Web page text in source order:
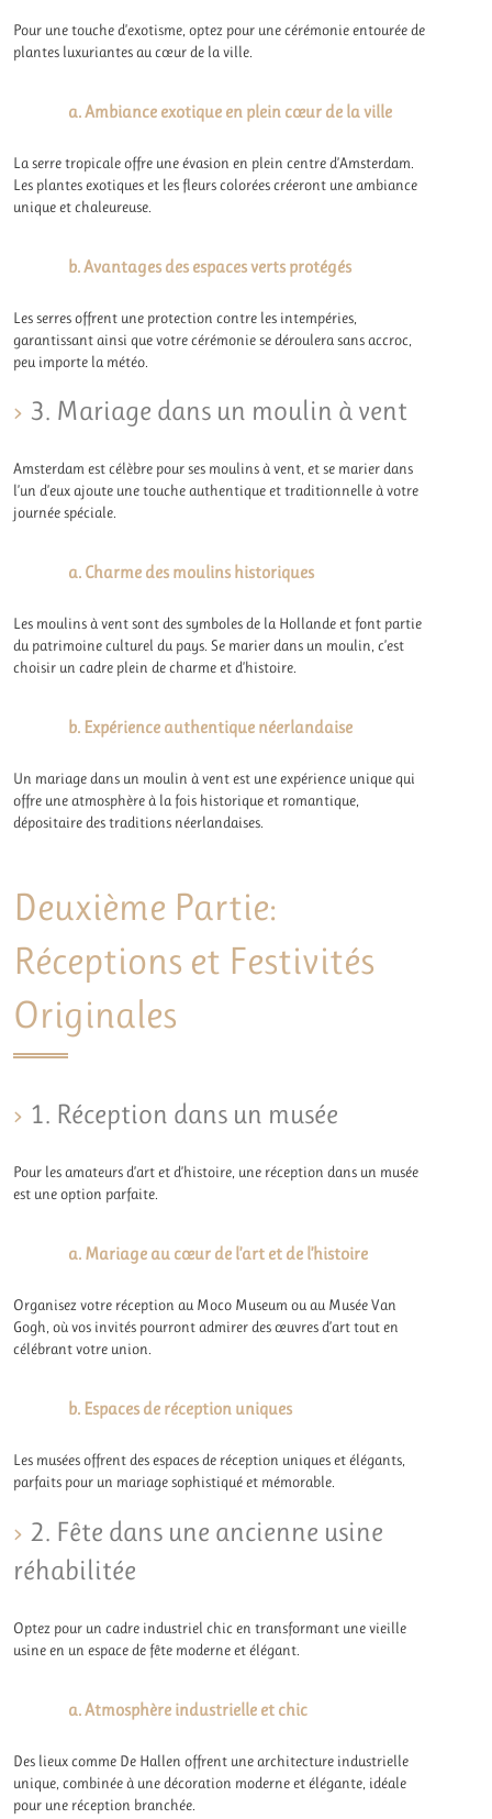
Pour une touche d’exotisme, optez pour une cérémonie entourée de
plantes luxuriantes au cœur de la ville.
a. Ambiance exotique en plein cœur de la ville
La serre tropicale offre une évasion en plein centre d’Amsterdam.
Les plantes exotiques et les fleurs colorées créeront une ambiance
unique et chaleureuse.
b. Avantages des espaces verts protégés
Les serres offrent une protection contre les intempéries,
garantissant ainsi que votre cérémonie se déroulera sans accroc,
peu importe la météo.
3. Mariage dans un moulin à vent
Amsterdam est célèbre pour ses moulins à vent, et se marier dans
l’un d’eux ajoute une touche authentique et traditionnelle à votre
journée spéciale.
a. Charme des moulins historiques
Les moulins à vent sont des symboles de la Hollande et font partie
du patrimoine culturel du pays. Se marier dans un moulin, c’est
choisir un cadre plein de charme et d’histoire.
b. Expérience authentique néerlandaise
Un mariage dans un moulin à vent est une expérience unique qui
offre une atmosphère à la fois historique et romantique,
dépositaire des traditions néerlandaises.
Deuxième Partie:
Réceptions et Festivités
Originales
1. Réception dans un musée
Pour les amateurs d’art et d’histoire, une réception dans un musée
est une option parfaite.
a. Mariage au cœur de l’art et de l’histoire
Organisez votre réception au Moco Museum ou au Musée Van
Gogh, où vos invités pourront admirer des œuvres d’art tout en
célébrant votre union.
b. Espaces de réception uniques
Les musées offrent des espaces de réception uniques et élégants,
parfaits pour un mariage sophistiqué et mémorable.
2. Fête dans une ancienne usine
réhabilitée
Optez pour un cadre industriel chic en transformant une vieille
usine en un espace de fête moderne et élégant.
a. Atmosphère industrielle et chic
Des lieux comme De Hallen offrent une architecture industrielle
unique, combinée à une décoration moderne et élégante, idéale
pour une réception branchée.